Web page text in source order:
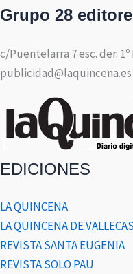
Grupo 28
c/Puentelarra 7 esc. der. 1º
publicidad@laquincena.es
EDICIONES
LA QUINCENA
LA QUINCENA DE VALLECAS
REVISTA SANTA EUGENIA
REVISTA SOLO PAU